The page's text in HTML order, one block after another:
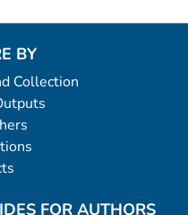
BY
Collection
FOR AUTHORS